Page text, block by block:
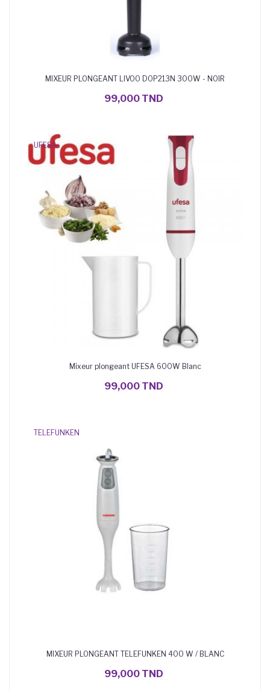
MIXEUR PLONGEANT LIVOO DOP213N 300W - NOIR
99,000 TND
UFESA
Mixeur plongeant UFESA 600W Blanc
99,000 TND
TELEFUNKEN
MIXEUR PLONGEANT TELEFUNKEN 400 W / BLANC
99,000 TND